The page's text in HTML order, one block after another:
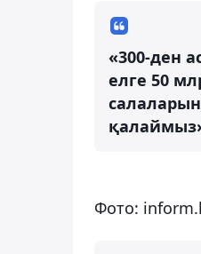
«300-ден
елге 50
Фото: